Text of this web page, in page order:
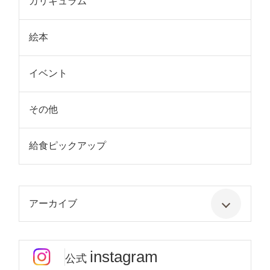
絵本
イベント
その他
給食ピックアップ
アーカイブ
公式 instagram